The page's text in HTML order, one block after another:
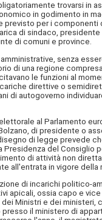
trovarsi in
in godimento in
per i componenti
di sindaco,
di comuni e province.
senza
di una regione
le funzioni al
direttive o
autogoverno
al Parlamento
di presidente o
di legge prevede
del Consiglio
di attività non
all'entrata in vigore della
di incarichi politico-
apicali, ossia capo e
Ministri e dei
il ministero di